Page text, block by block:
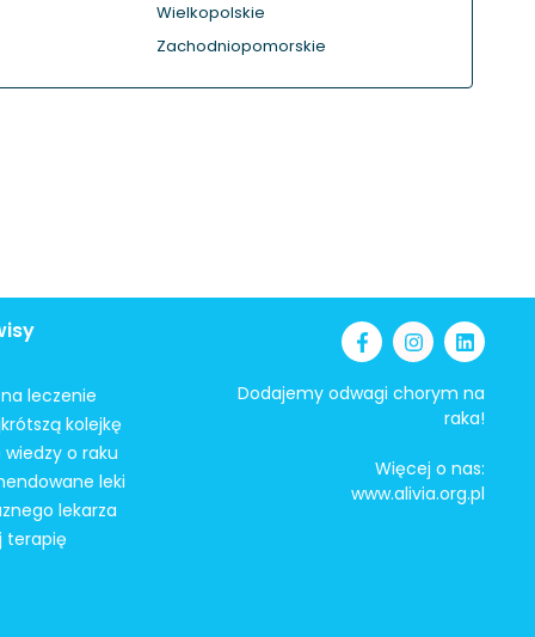
Wielkopolskie
Zachodniopomorskie
leczenie
kolejkę
o raku
leki
lekarza
terapię
Dodajemy odwagi chorym na
raka!
Więcej o nas:
www.alivia.org.pl